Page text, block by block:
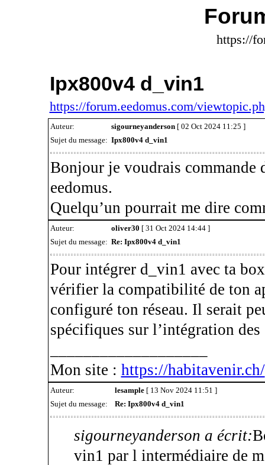
https://
Ipx800v4 d_vin1
https://forum.eedomus.com/
Auteur: sigourneyanderson[ 02 Oct 2024 11:25 ]
Sujet du message: Ipx800v4 d_vin1
Bonjour je voudrais commande
eedomus.
Quelqu’un pourrait me dire
Auteur: oliver30 [ 31 Oct 2024 14:44 ]
Sujet du message: Re: Ipx800v4 d_vin1
Pour intégrer d_vin1 avec ta
vérifier la compatibilité de ton
configuré ton réseau. Il serait
spécifiques sur l’intégration des
Mon site : https://habitavenir.ch/
Auteur: lesample[ 13 Nov 2024 11:51 ]
Sujet du message:
Re: Ipx800v4 d_vin1
sigourneyanderson a écrit:
vin1 par l intermédiaire de